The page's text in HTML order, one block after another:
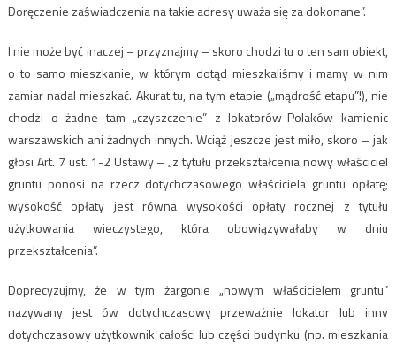
Doręczenie zaświadczenia na takie adresy uważa się za dokonane”.
I nie może być inaczej – przyznajmy – skoro chodzi tu o ten sam obiekt,
o to samo mieszkanie, w którym dotąd mieszkaliśmy i mamy w nim
zamiar nadal mieszkać. Akurat tu, na tym etapie („mądrość etapu”!), nie
chodzi o żadne tam „czyszczenie” z lokatorów-Polaków kamienic
warszawskich ani żadnych innych. Wciąż jeszcze jest miło, skoro – jak
głosi Art. 7 ust. 1-2 Ustawy – „z tytułu przekształcenia nowy właściciel
gruntu ponosi na rzecz dotychczasowego właściciela gruntu opłatę;
wysokość opłaty jest równa wysokości opłaty rocznej z tytułu
użytkowania wieczystego, która obowiązywałaby w dniu
przekształcenia”.
Doprecyzujmy, że w tym żargonie „nowym właścicielem gruntu”
nazywany jest ów dotychczasowy przeważnie lokator lub inny
dotychczasowy użytkownik całości lub części budynku (np. mieszkania